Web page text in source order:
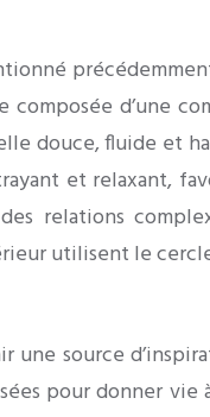
d’une
douce, fluide et
et relaxant,
relations
utilisent le
source
pour donner